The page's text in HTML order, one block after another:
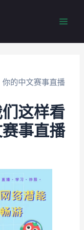
的中文赛事直播
这样看
事直播